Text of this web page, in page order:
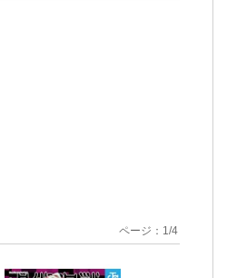
ページ： 1 /4